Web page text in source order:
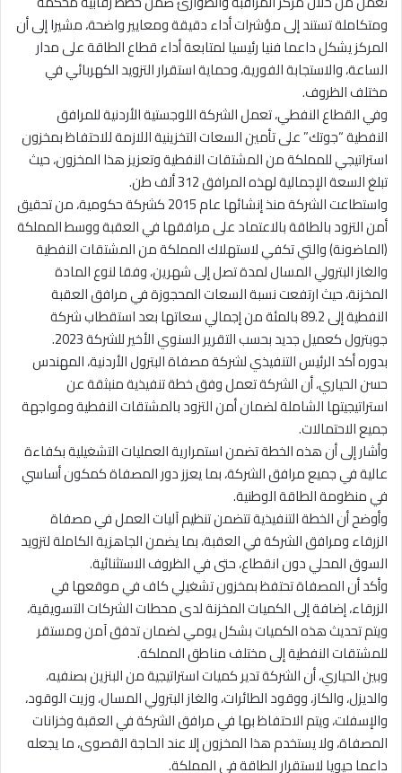
ومتكاملة تستند إلى مؤشرات أداء دقيقة ومعايير واضحة، مشيرا إلى أن
المركز يشكل داعما فنيا رئيسيا لمتابعة أداء قطاع الطاقة على مدار
الساعة، والاستجابة الفورية، وحماية استقرار التزويد الكهربائي في
مختلف الظروف.
وفي القطاع النفطي، تعمل الشركة اللوجستية الأردنية للمرافق
النفطية “جوتك” على تأمين السعات التخزينية اللازمة للاحتفاظ بمخزون
استراتيجي للمملكة من المشتقات النفطية وتعزيز هذا المخزون، حيث
تبلغ السعة الإجمالية لهذه المرافق 312 ألف طن.
واستطاعت الشركة منذ إنشائها عام 2015 كشركة حكومية، من تحقيق
أمن التزود بالطاقة بالاعتماد على مرافقها في العقبة ووسط المملكة
(الماضونة) والتي تكفي لاستهلاك المملكة من المشتقات النفطية
والغاز البترولي المسال لمدة تصل إلى شهرين، وفقا لنوع المادة
المخزنة، حيث ارتفعت نسبة السعات المحجوزة في مرافق العقبة
النفطية إلى 89.2 بالمئة من إجمالي سعاتها بعد استقطاب شركة
جوبترول كعميل جديد بحسب التقرير السنوي الأخير للشركة 2023.
بدوره أكد الرئيس التنفيذي لشركة مصفاة البترول الأردنية، المهندس
حسن الحياري، أن الشركة تعمل وفق خطة تنفيذية منبثقة عن
استراتيجيتها الشاملة لضمان أمن التزود بالمشتقات النفطية ومواجهة
جميع الاحتمالات.
وأشار إلى أن هذه الخطة تضمن استمرارية العمليات التشغيلية بكفاءة
عالية في جميع مرافق الشركة، بما يعزز دور المصفاة كمكون أساسي
في منظومة الطاقة الوطنية.
وأوضح أن الخطة التنفيذية تتضمن تنظيم آليات العمل في مصفاة
الزرقاء ومرافق الشركة في العقبة، بما يضمن الجاهزية الكاملة لتزويد
السوق المحلي دون انقطاع، حتى في الظروف الاستثنائية.
وأكد أن المصفاة تحتفظ بمخزون تشغيلي كاف في موقعها في
الزرقاء، إضافة إلى الكميات المخزنة لدى محطات الشركات التسويقية،
ويتم تحديث هذه الكميات بشكل يومي لضمان تدفق آمن ومستقر
للمشتقات النفطية إلى مختلف مناطق المملكة.
وبين الحياري، أن الشركة تدير كميات استراتيجية من البنزين بصنفيه،
والديزل، والكاز، ووقود الطائرات، والغاز البترولي المسال، وزيت الوقود،
والإسفلت، ويتم الاحتفاظ بها في مرافق الشركة في العقبة وخزانات
المصفاة، ولا يستخدم هذا المخزون إلا عند الحاجة القصوى، ما يجعله
داعما حيويا لاستقرار الطاقة في المملكة.